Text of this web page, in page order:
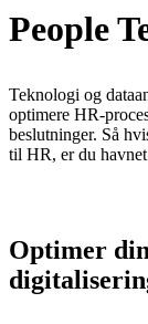
People
Teknologi og
optimere HR-
beslutninger. Så
til HR, er du havnet
Optimer